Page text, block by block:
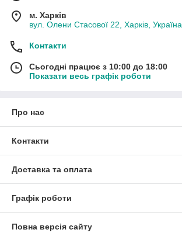
м. Харків
вул. Олени Стасової 22, Харків, Україна
Контакти
Сьогодні працює з 10:00 до 18:00
Показати весь графік роботи
Про нас
Контакти
Доставка та оплата
Графік роботи
Повна версія сайту